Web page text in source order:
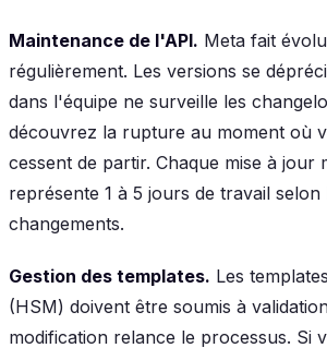
Maintenance de l'API. Meta fait
régulièrement. Les versions se
dans l'équipe ne surveille les
découvrez la rupture au moment où
cessent de partir. Chaque mise à jour
représente 1 à 5 jours de travail
changements.
Gestion des templates. Les
(HSM) doivent être soumis à
modification relance le processus. Si